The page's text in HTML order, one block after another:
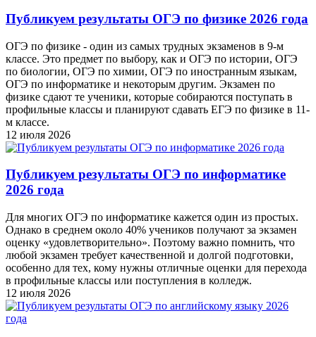
Публикуем результаты ОГЭ по физике 2026 года
ОГЭ по физике - один из самых трудных экзаменов в 9-м
классе. Это предмет по выбору, как и ОГЭ по истории, ОГЭ
по биологии, ОГЭ по химии, ОГЭ по иностранным языкам,
ОГЭ по информатике и некоторым другим. Экзамен по
физике сдают те ученики, которые собираются поступать в
профильные классы и планируют сдавать ЕГЭ по физике в 11-
м классе.
12 июля 2026
Публикуем результаты ОГЭ по информатике
2026 года
Для многих ОГЭ по информатике кажется один из простых.
Однако в среднем около 40% учеников получают за экзамен
оценку «удовлетворительно». Поэтому важно помнить, что
любой экзамен требует качественной и долгой подготовки,
особенно для тех, кому нужны отличные оценки для перехода
в профильные классы или поступления в колледж.
12 июля 2026